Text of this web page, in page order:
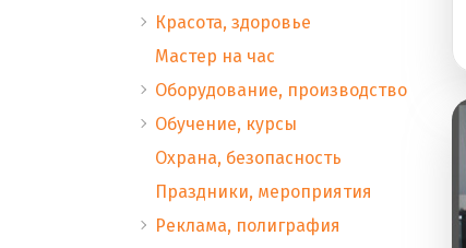
Красота, здоровье
Мастер на час
Оборудование, производство
Обучение, курсы
Охрана, безопасность
Праздники, мероприятия
Реклама, полиграфия